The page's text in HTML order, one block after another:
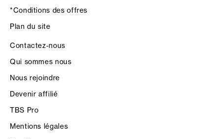
*Conditions des offres
Plan du site
Contactez-nous
Qui sommes nous
Nous rejoindre
Devenir affilié
TBS Pro
Mentions légales